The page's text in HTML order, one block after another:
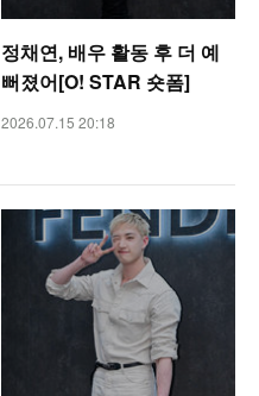
정채연, 배우 활동 후 더 예
뻐졌어[O! STAR 숏폼]
2026.07.15 20:18